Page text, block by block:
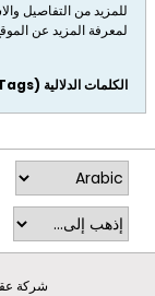
للمزيد من التفاصيل
لمعرفة المزيد عن
الكلمات الدلالية (Tags):
شركة